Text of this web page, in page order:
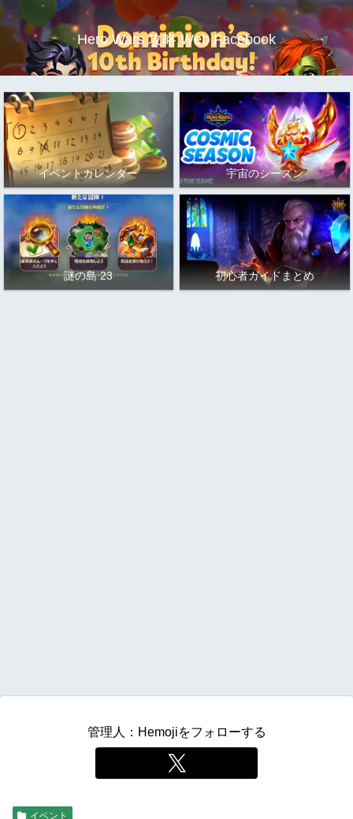
Hero Wars 攻略 Web Facebook
イベントカレンダー 宇宙のシーズン
謎の島 23 初心者ガイドまとめ
管理人：Hemojiをフォローする
イベント